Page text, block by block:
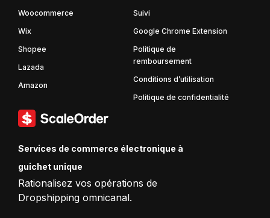
Woocommerce
Wix
Shopee
Lazada
Amazon
Suivi
Google Chrome Extension
Politique de
remboursement
Conditions d’utilisation
Politique de confidentialité
Services de commerce électronique à
guichet unique
Rationalisez vos opérations de
Dropshipping omnicanal.